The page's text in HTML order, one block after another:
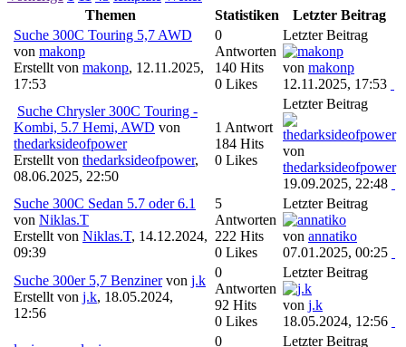
Themen
Statistiken
Letzter Beitrag
Suche 300C Touring 5,7 AWD
von makonp
Erstellt von makonp, 12.11.2025,
17:53
0
Antworten
140 Hits
0 Likes
Letzter Beitrag
von makonp
12.11.2025, 17:53
Suche Chrysler 300C Touring -
Kombi, 5.7 Hemi, AWD von
thedarksideofpower
Erstellt von thedarksideofpower,
08.06.2025, 22:50
1 Antwort
184 Hits
0 Likes
Letzter Beitrag
von
thedarksideofpower
19.09.2025, 22:48
Suche 300C Sedan 5.7 oder 6.1
von Niklas.T
Erstellt von Niklas.T, 14.12.2024,
09:39
5
Antworten
222 Hits
0 Likes
Letzter Beitrag
von annatiko
07.01.2025, 00:25
Suche 300er 5,7 Benziner von j.k
Erstellt von j.k, 18.05.2024,
12:56
0
Antworten
92 Hits
0 Likes
Letzter Beitrag
von j.k
18.05.2024, 12:56
0
Letzter Beitrag